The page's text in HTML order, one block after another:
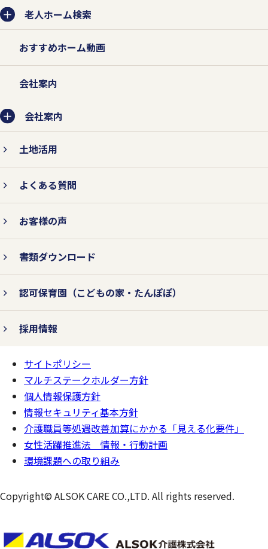
老人ホーム検索
おすすめホーム動画
会社案内
会社案内
土地活用
よくある質問
お客様の声
書類ダウンロード
認可保育園 （こどもの家・たんぽぽ）
採用情報
ページの
一番上へ
サイトポリシー
マルチステークホルダー方針
個人情報保護方針
情報セキュリティ基本方針
介護職員等処遇改善加算にかかる「見える化要件」
女性活躍推進法 情報・行動計画
環境課題への取り組み
Copyright© ALSOK CARE CO.,LTD. All rights reserved.